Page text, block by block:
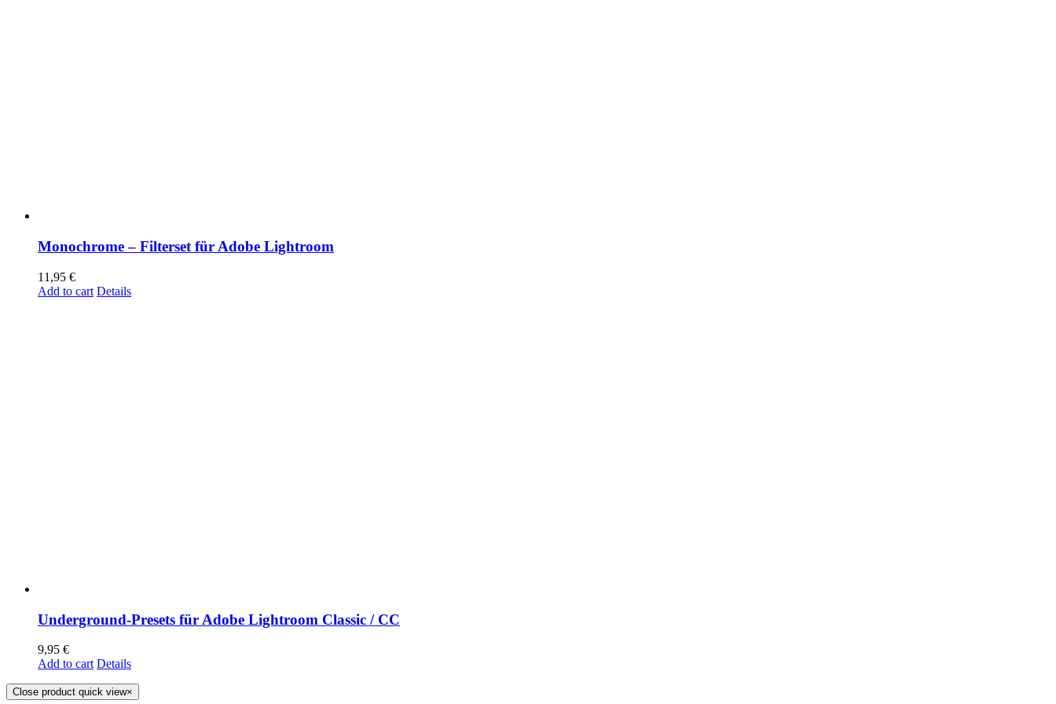
Monochrome – Filterset für Adobe Lightroom
11,95 €
Add to cart Details
Underground-Presets für Adobe Lightroom Classic / CC
9,95 €
Add to cart Details
Close product quick view×